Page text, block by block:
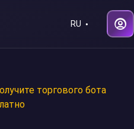
RU
торгового бота